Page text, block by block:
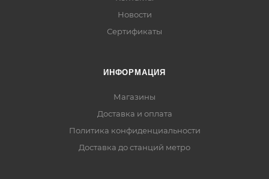
Новости
Сертификаты
ИНФОРМАЦИЯ
Магазины
Доставка и оплата
Политика конфиденциальности
Доставка до станций метро